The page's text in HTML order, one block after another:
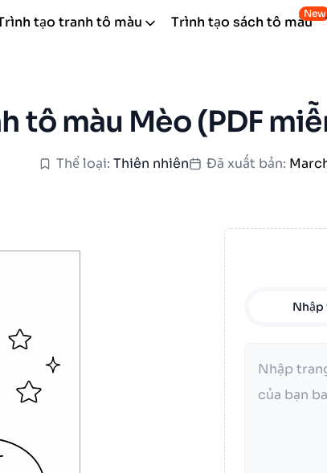
tạo tranh tô màu Trình tạo sách tô màu
New
tô màu Mèo (PDF
Thể loại: Thiên nhiên Đã xuất bản:
Nhập